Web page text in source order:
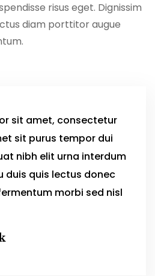
risus eget. Dignissim
diam porttitor augue
sit amet, consectetur
sit purus tempor dui
nibh elit urna interdum
duis quis lectus donec
morbi sed nisl